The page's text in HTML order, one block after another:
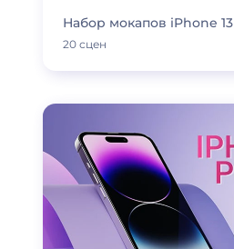
Набор мокапов iPhone 13
20 сцен